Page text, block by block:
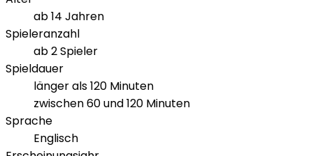
ab 14 Jahren
Spieleranzahl
ab 2 Spieler
Spieldauer
länger als 120 Minuten
zwischen 60 und 120 Minuten
Sprache
Englisch